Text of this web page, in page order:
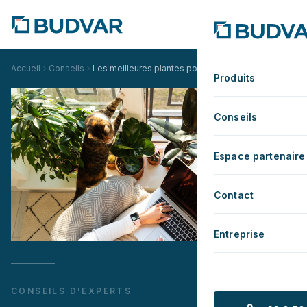
Produits
Conseils
Espace partenaire
Contact
Entreprise
Accueil Conseils Les meilleures plantes pour purifier l'air - Créez un
CONSEILS D'EXPERTS